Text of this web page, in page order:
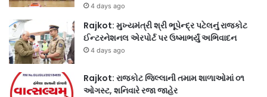
4 days ago
Rajkot: મુખ્યમંત્રી શ્રી ભૂપેન્દ્ર પટેલનું રાજકોટ
ઈન્ટરનેશનલ એરપોર્ટ પર ઉષ્માભર્યું અભિવાદન
4 days ago
Rajkot: રાજકોટ જિલ્લાની તમામ શાળાઓમાં ૦૧
ઓગસ્ટ, શનિવારે રજા જાહેર